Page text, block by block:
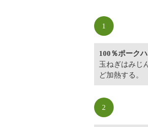
1
100％ポーク
玉ねぎはみじ
ど加熱する。
2